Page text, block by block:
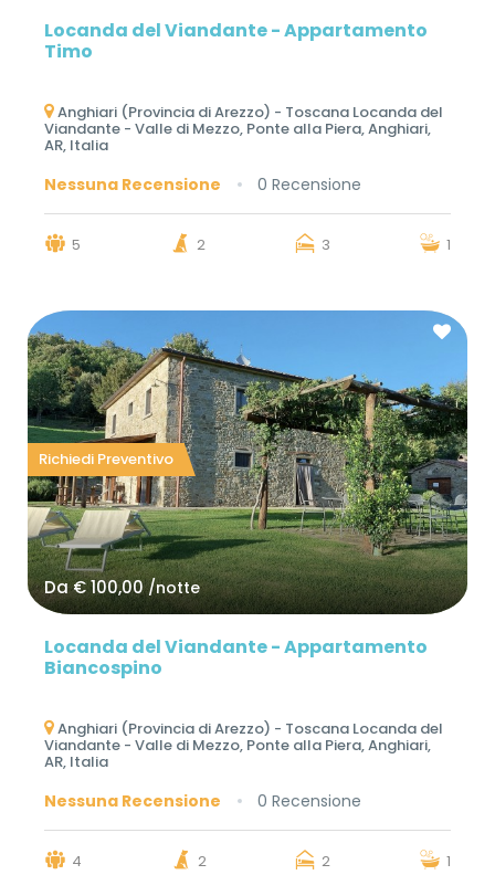
Locanda del Viandante - Appartamento
Timo
Anghiari (Provincia di Arezzo) - Toscana Locanda del
Viandante - Valle di Mezzo, Ponte alla Piera, Anghiari,
AR, Italia
Nessuna Recensione 0 Recensione
5 2 3 1
Richiedi Preventivo
Da€ 100,00/notte
Locanda del Viandante - Appartamento
Biancospino
Anghiari (Provincia di Arezzo) - Toscana Locanda del
Viandante - Valle di Mezzo, Ponte alla Piera, Anghiari,
AR, Italia
Nessuna Recensione 0 Recensione
4 2 2 1